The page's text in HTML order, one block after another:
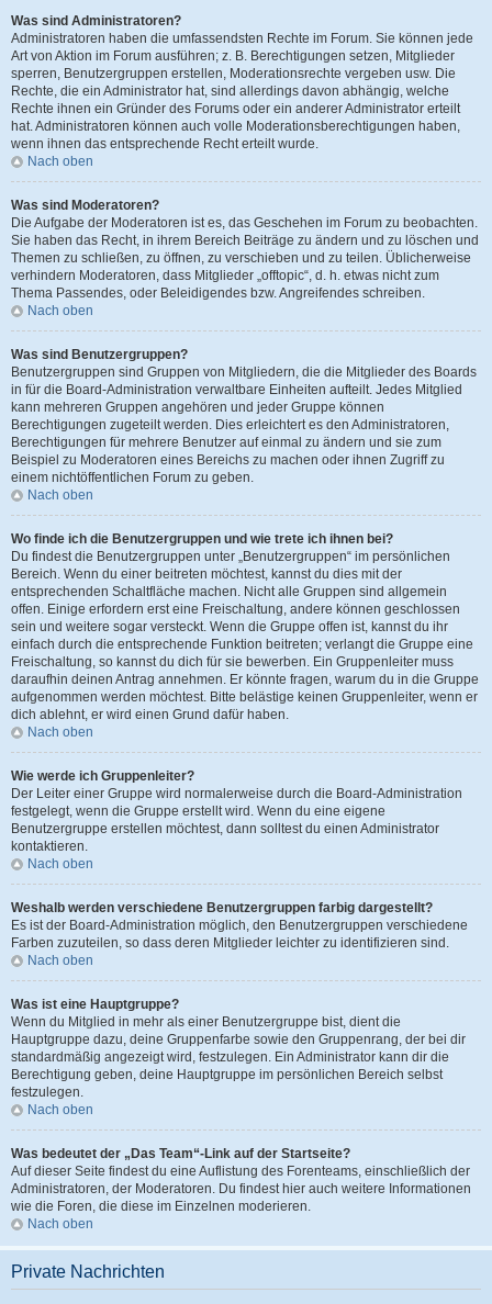
Was sind Administratoren?
Administratoren haben die umfassendsten Rechte im Forum. Sie können jede
Art von Aktion im Forum ausführen; z. B. Berechtigungen setzen, Mitglieder
sperren, Benutzergruppen erstellen, Moderationsrechte vergeben usw. Die
Rechte, die ein Administrator hat, sind allerdings davon abhängig, welche
Rechte ihnen ein Gründer des Forums oder ein anderer Administrator erteilt
hat. Administratoren können auch volle Moderationsberechtigungen haben,
wenn ihnen das entsprechende Recht erteilt wurde.
Nach oben
Was sind Moderatoren?
Die Aufgabe der Moderatoren ist es, das Geschehen im Forum zu beobachten.
Sie haben das Recht, in ihrem Bereich Beiträge zu ändern und zu löschen und
Themen zu schließen, zu öffnen, zu verschieben und zu teilen. Üblicherweise
verhindern Moderatoren, dass Mitglieder „offtopic“, d. h. etwas nicht zum
Thema Passendes, oder Beleidigendes bzw. Angreifendes schreiben.
Nach oben
Was sind Benutzergruppen?
Benutzergruppen sind Gruppen von Mitgliedern, die die Mitglieder des Boards
in für die Board-Administration verwaltbare Einheiten aufteilt. Jedes Mitglied
kann mehreren Gruppen angehören und jeder Gruppe können
Berechtigungen zugeteilt werden. Dies erleichtert es den Administratoren,
Berechtigungen für mehrere Benutzer auf einmal zu ändern und sie zum
Beispiel zu Moderatoren eines Bereichs zu machen oder ihnen Zugriff zu
einem nichtöffentlichen Forum zu geben.
Nach oben
Wo finde ich die Benutzergruppen und wie trete ich ihnen bei?
Du findest die Benutzergruppen unter „Benutzergruppen“ im persönlichen
Bereich. Wenn du einer beitreten möchtest, kannst du dies mit der
entsprechenden Schaltfläche machen. Nicht alle Gruppen sind allgemein
offen. Einige erfordern erst eine Freischaltung, andere können geschlossen
sein und weitere sogar versteckt. Wenn die Gruppe offen ist, kannst du ihr
einfach durch die entsprechende Funktion beitreten; verlangt die Gruppe eine
Freischaltung, so kannst du dich für sie bewerben. Ein Gruppenleiter muss
daraufhin deinen Antrag annehmen. Er könnte fragen, warum du in die Gruppe
aufgenommen werden möchtest. Bitte belästige keinen Gruppenleiter, wenn er
dich ablehnt, er wird einen Grund dafür haben.
Nach oben
Wie werde ich Gruppenleiter?
Der Leiter einer Gruppe wird normalerweise durch die Board-Administration
festgelegt, wenn die Gruppe erstellt wird. Wenn du eine eigene
Benutzergruppe erstellen möchtest, dann solltest du einen Administrator
kontaktieren.
Nach oben
Weshalb werden verschiedene Benutzergruppen farbig dargestellt?
Es ist der Board-Administration möglich, den Benutzergruppen verschiedene
Farben zuzuteilen, so dass deren Mitglieder leichter zu identifizieren sind.
Nach oben
Was ist eine Hauptgruppe?
Wenn du Mitglied in mehr als einer Benutzergruppe bist, dient die
Hauptgruppe dazu, deine Gruppenfarbe sowie den Gruppenrang, der bei dir
standardmäßig angezeigt wird, festzulegen. Ein Administrator kann dir die
Berechtigung geben, deine Hauptgruppe im persönlichen Bereich selbst
festzulegen.
Nach oben
Was bedeutet der „Das Team“-Link auf der Startseite?
Auf dieser Seite findest du eine Auflistung des Forenteams, einschließlich der
Administratoren, der Moderatoren. Du findest hier auch weitere Informationen
wie die Foren, die diese im Einzelnen moderieren.
Nach oben
Private Nachrichten